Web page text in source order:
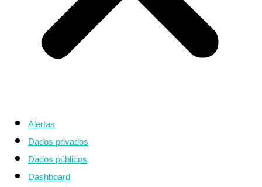
Alertas
Dados privados
Dados públicos
Dashboard